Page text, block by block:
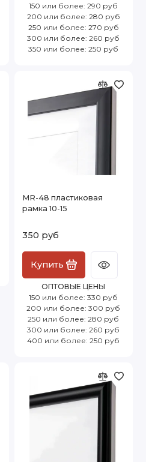
150 или более: 290 руб
200 или более: 280 руб
250 или более: 270 руб
300 или более: 260 руб
350 или более: 250 руб
MR-48 пластиковая
рамка 10-15
350 руб
Купить
ОПТОВЫЕ ЦЕНЫ
150 или более: 330 руб
200 или более: 300 руб
250 или более: 280 руб
300 или более: 260 руб
400 или более: 250 руб